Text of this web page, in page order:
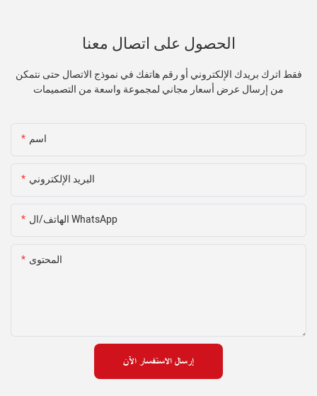
الحصول على اتصال معنا
فقط اترك بريدك الإلكتروني أو رقم هاتفك في نموذج الاتصال حتى نتمكن
من إرسال عرض أسعار مجاني لمجموعة واسعة من التصميمات
اسم
البريد الإلكتروني
الهاتف/ال WhatsApp
المحتوى
إرسال الاستفسار الآن